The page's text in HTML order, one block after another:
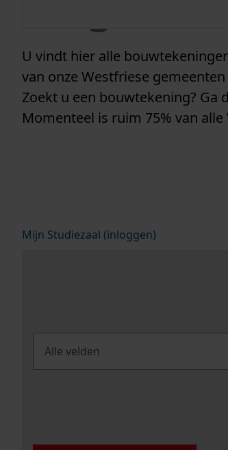
U vindt hier alle
van onze Westfriese
Zoekt u een bouwtekening? Ga
Momenteel is ruim 75% van
Mijn Studiezaal (inloggen)